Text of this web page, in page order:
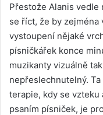
Přestože Alanis vedle
se říct, že by
vystoupení nějaké
písničkářek konce
muzikanty vizuálně
nepřeslechnutelný.
terapie, kdy se vzteku
psaním písniček, je